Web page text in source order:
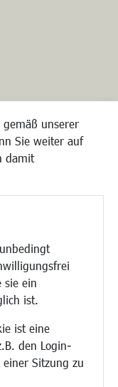
gemäß unserer
Sie weiter auf
damit
sie ein
ist.
ist eine
den Login-
Sitzung zu